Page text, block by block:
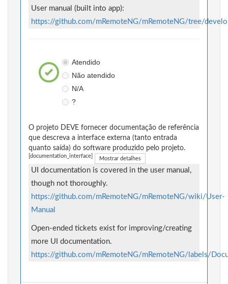
User manual (built into app):
https://github.com/mRemoteNG/mRemoteNG/tree/
Atendido
Não atendido
N/A
?
O projeto DEVE fornecer documentação de referência
que descreva a interface externa (tanto entrada
quanto saída) do software produzido pelo projeto.
[documentation_interface] Mostrar detalhes
UI documentation is covered in the user manual,
though not thoroughly.
https://github.com/mRemoteNG/mRemoteNG/wiki/User-
Manual
Open-ended tickets exist for improving/creating
more UI documentation.
https://github.com/mRemoteNG/mRemoteNG/labels/